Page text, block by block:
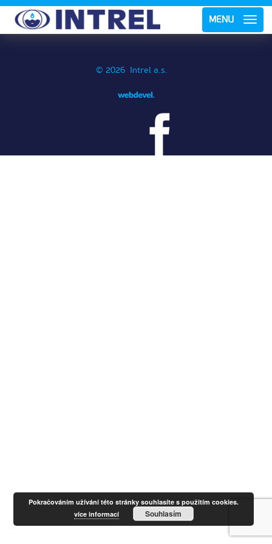
MENU
© 2026 Intrel a.s.
Pokračováním užívání této stránky souhlasíte s použitím cookies.
více informací
Souhlasím